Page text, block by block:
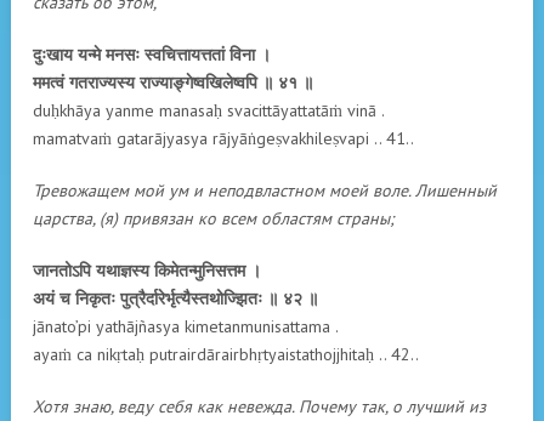
दुःखाय यन्मे मनसः स्वचित्तायत्ततां विना ।
ममत्वं गतराज्यस्य राज्याङ्गेष्वखिलेष्वपि ॥ ४१ ॥
duḥkhāya yanme manasaḥ svacittāyattatāṁ vinā .
mamatvaṁ gatarājyasya rājyāṅgeṣvakhileṣvapi .. 41..
Тревожащем мой ум и неподвластном моей воле. Лишенный
царства, (я) привязан ко всем областям страны;
जानतोऽपि यथाज्ञस्य किमेतन्मुनिसत्तम ।
अयं च निकृतः पुत्रैर्दारेर्भृत्यैस्तथोज्झितः ॥ ४२ ॥
jānato’pi yathājñasya kimetanmunisattama .
ayaṁ ca nikṛtaḥ putrairdārairbhṛtyaistathojjhitaḥ .. 42..
Хотя знаю, веду себя как невежда. Почему так, о лучший из